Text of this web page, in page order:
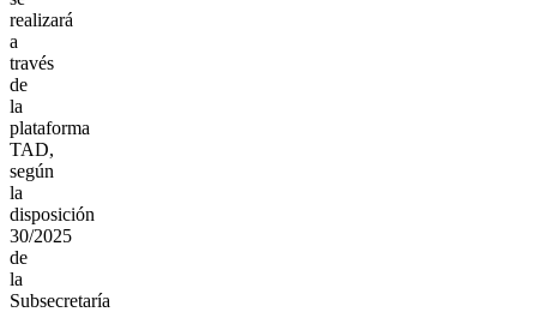
realizará
a
través
de
la
plataforma
TAD,
según
la
disposición
30/2025
de
la
Subsecretaría